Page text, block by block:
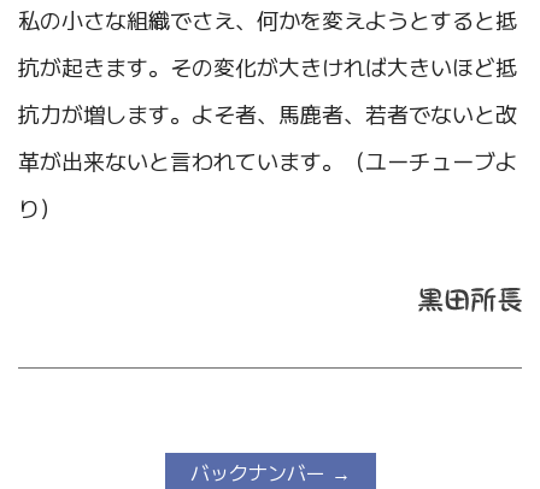
私の小さな組織でさえ、何かを変えようとすると抵
抗が起きます。その変化が大きければ大きいほど抵
抗力が増します。よそ者、馬鹿者、若者でないと改
革が出来ないと言われています。（ユーチューブよ
り）
バックナンバー →